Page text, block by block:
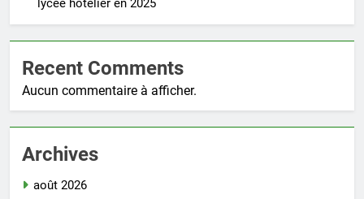
lycée hôtelier en 2025
Recent Comments
Aucun commentaire à afficher.
Archives
août 2026